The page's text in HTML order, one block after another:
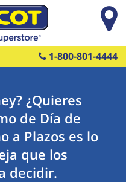
1-800-801-4444
¿Quieres
de Día de
a Plazos es lo
que los
decidir.